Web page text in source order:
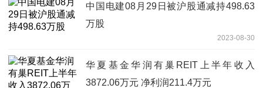
中国电建08月29日被沪股通减持498.63
万股
2023-08-30
华夏基金华润有巢REIT上半年收入
3872.06万元 净利润211.4万元